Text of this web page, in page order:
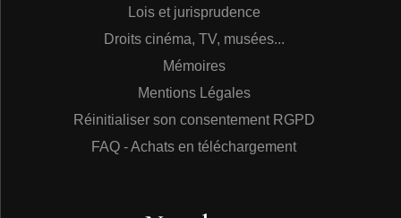
Lois et jurisprudence
Droits cinéma, TV, musées...
Mémoires
Mentions Légales
Réinitialiser son consentement RGPD
FAQ - Achats en téléchargement